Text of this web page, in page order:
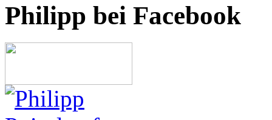
Philipp bei Facebook